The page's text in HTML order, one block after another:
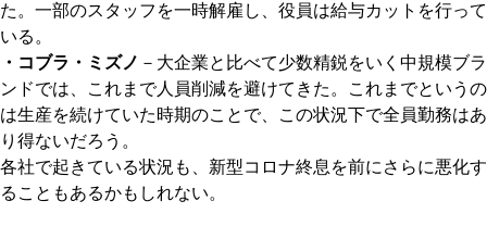
た。一部のスタッフを一時解雇し、役員は給与カットを行って
いる。
・コブラ・ミズノ －大企業と比べて少数精鋭をいく中規模ブラ
ンドでは、これまで人員削減を避けてきた。これまでというの
は生産を続けていた時期のことで、この状況下で全員勤務はあ
り得ないだろう。
各社で起きている状況も、新型コロナ終息を前にさらに悪化す
ることもあるかもしれない。